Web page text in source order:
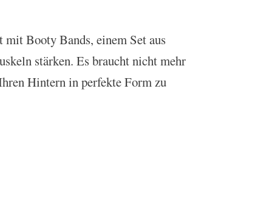
Booty Bands, einem Set aus
stärken. Es braucht nicht mehr
Hintern in perfekte Form zu